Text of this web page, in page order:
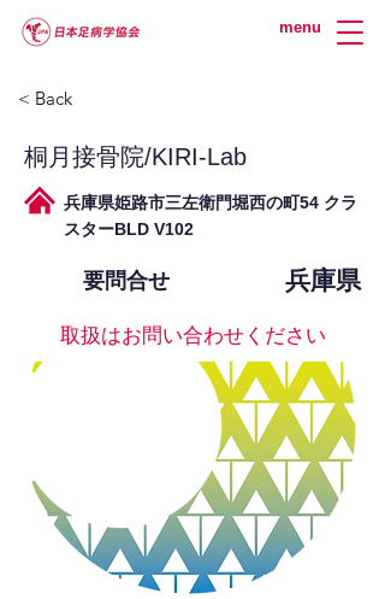
menu
< Back
桐月接骨院/KIRI-Lab
兵庫県姫路市三左衛門堀西の町54 クラ
スターBLD V102
要問合せ 兵庫県
取扱はお問い合わせください